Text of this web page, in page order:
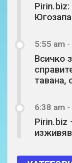
5:55 am -
Всичко
тавана,
6:38 am -
Pirin.biz